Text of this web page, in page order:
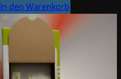
mittel,
Spon
Tape
SPT17
In den Warenkorb